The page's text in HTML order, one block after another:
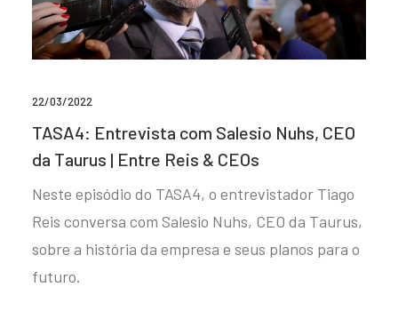
22/03/2022
TASA4: Entrevista com Salesio Nuhs, CEO
da Taurus | Entre Reis & CEOs
Neste episódio do TASA4, o entrevistador Tiago
Reis conversa com Salesio Nuhs, CEO da Taurus,
sobre a história da empresa e seus planos para o
futuro.